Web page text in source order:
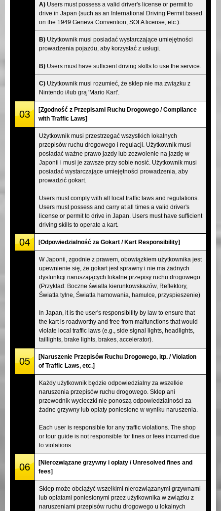
A) Users must possess a valid driver's license or permit to
drive in Japan (such as an International Driving Permit based
on the 1949 Geneva Convention, SOFA license, etc.).
B) Użytkownik musi posiadać wystarczające umiejętności
prowadzenia pojazdu, aby korzystać z usługi.
B) Users must have sufficient driving skills to use the service.
C) Użytkownik musi rozumieć, że sklep nie ma związku z
Nintendo i/lub grą 'Mario Kart'.
03
[Zgodność z Przepisami Ruchu Drogowego / Compliance
with Traffic Laws]
Użytkownik musi przestrzegać wszystkich lokalnych
przepisów ruchu drogowego i regulacji. Użytkownik musi
posiadać ważne prawo jazdy lub zezwolenie na jazdę w
Japonii i musi je zawsze przy sobie nosić. Użytkownik musi
posiadać wystarczające umiejętności prowadzenia, aby
prowadzić gokart.
Users must comply with all local traffic laws and regulations.
Users must possess and carry at all times a valid driver's
license or permit to drive in Japan. Users must have sufficient
driving skills to operate a kart.
04 [Odpowiedzialność za Gokart / Kart Responsibility]
W Japonii, zgodnie z prawem, obowiązkiem użytkownika jest
upewnienie się, że gokart jest sprawny i nie ma żadnych
dysfunkcji naruszających lokalne przepisy ruchu drogowego.
(Przykład: Boczne światła kierunkowskazów, Reflektory,
Światła tylne, Światła hamowania, hamulce, przyspieszenie)
In Japan, it is the user's responsibility by law to ensure that
the kart is roadworthy and free from malfunctions that would
violate local traffic laws (e.g., side signal lights, headlights,
taillights, brake lights, brakes, accelerator).
05
[Naruszenie Przepisów Ruchu Drogowego, itp. / Violation
of Traffic Laws, etc.]
Każdy użytkownik będzie odpowiedzialny za wszelkie
naruszenia przepisów ruchu drogowego. Sklep ani
przewodnik wycieczki nie ponoszą odpowiedzialności za
żadne grzywny lub opłaty poniesione w wyniku naruszenia.
Each user is responsible for any traffic violations. The shop
or tour guide is not responsible for fines or fees incurred due
to violations.
06
[Nierozwiązane grzywny i opłaty / Unresolved fines and
fees]
Sklep może obciążyć wszelkimi nierozwiązanymi grzywnami
lub opłatami poniesionymi przez użytkownika w związku z
naruszeniami przepisów ruchu drogowego u lokalnych